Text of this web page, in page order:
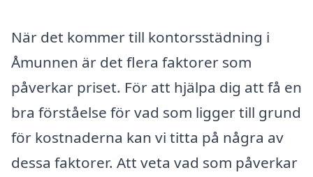
När det kommer till kontorsstädning i
Åmunnen är det flera faktorer som
påverkar priset. För att hjälpa dig att få en
bra förståelse för vad som ligger till grund
för kostnaderna kan vi titta på några av
dessa faktorer. Att veta vad som påverkar